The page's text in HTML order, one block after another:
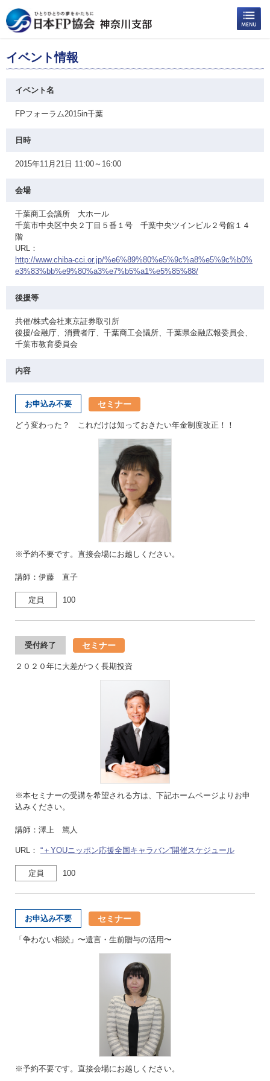
イベント情報
イベント名
FPフォーラム2015in千葉
日時
2015年11月21日 11:00～16:00
会場
千葉商工会議所 大ホール
千葉市中央区中央２丁目５番１号 千葉中央ツインビル２号館１４
階
URL：
http://www.chiba-cci.or.jp/%e6%89%80%e5%9c%a8%e5%9c%b0%
e3%83%bb%e9%80%a3%e7%b5%a1%e5%85%88/
後援等
共催/株式会社東京証券取引所
後援/金融庁、消費者庁、千葉商工会議所、千葉県金融広報委員会、
千葉市教育委員会
内容
お申込み不要 セミナー
どう変わった？ これだけは知っておきたい年金制度改正！！
※予約不要です。直接会場にお越しください。
講師：伊藤 直子
定員 100
受付終了 セミナー
２０２０年に大差がつく長期投資
※本セミナーの受講を希望される方は、下記ホームページよりお申
込みください。
講師：澤上 篤人
URL： “＋YOUニッポン応援全国キャラバン”開催スケジュール
定員 100
お申込み不要 セミナー
「争わない相続」〜遺言・生前贈与の活用〜
※予約不要です。直接会場にお越しください。